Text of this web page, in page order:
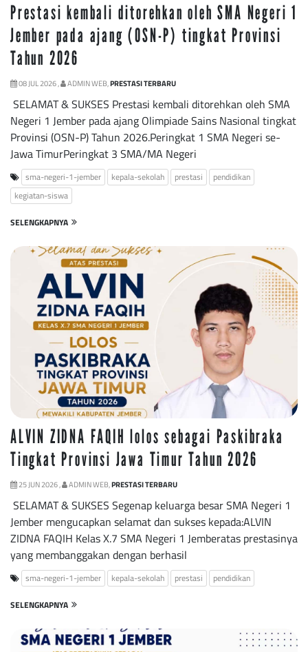
Prestasi kembali ditorehkan oleh SMA Negeri 1
Jember pada ajang (OSN-P) tingkat Provinsi
Tahun 2026
08 JUL 2026 , ADMIN WEB,PRESTASI TERBARU
SELAMAT & SUKSES Prestasi kembali ditorehkan oleh SMA
Negeri 1 Jember pada ajang Olimpiade Sains Nasional tingkat
Provinsi (OSN-P) Tahun 2026.Peringkat 1 SMA Negeri se-
Jawa TimurPeringkat 3 SMA/MA Negeri
sma-negeri-1-jember kepala-sekolah prestasi
pendidikan
kegiatan-siswa
SELENGKAPNYA
ALVIN ZIDNA FAQIH lolos sebagai Paskibraka
Tingkat Provinsi Jawa Timur Tahun 2026
25 JUN 2026 , ADMIN WEB,PRESTASI TERBARU
SELAMAT & SUKSES Segenap keluarga besar SMA Negeri 1
Jember mengucapkan selamat dan sukses kepada:ALVIN
ZIDNA FAQIH Kelas X.7 SMA Negeri 1 Jemberatas prestasinya
yang membanggakan dengan berhasil
sma-negeri-1-jember kepala-sekolah prestasi pendidikan
SELENGKAPNYA